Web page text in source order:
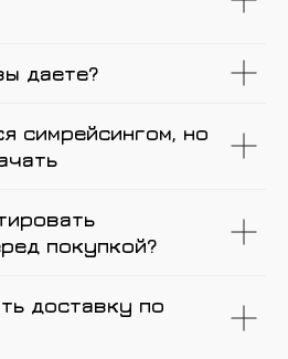
даете?
симрейсингом, но
покупкой?
доставку по